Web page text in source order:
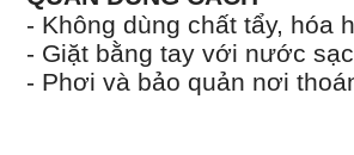
- Không dùng chất tẩy, hóa
- Giặt bằng tay với nước
- Phơi và bảo quản nơi